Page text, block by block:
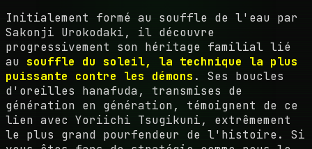
Initialement formé au souffle de l'eau par
Sakonji Urokodaki, il découvre
progressivement son héritage familial lié
au souffle du soleil, la technique la plus
puissante contre les démons . Ses boucles
d'oreilles hanafuda, transmises de
génération en génération, témoignent de ce
lien avec Yoriichi Tsugikuni, extrêmement
le plus grand pourfendeur de l'histoire. Si